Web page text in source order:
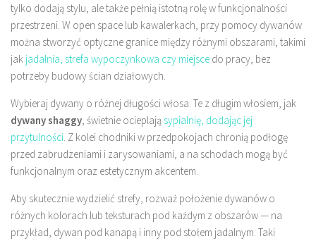
tylko dodają stylu, ale także pełnią istotną rolę w funkcjonalności
przestrzeni. W open space lub kawalerkach, przy pomocy dywanów
można stworzyć optyczne granice między różnymi obszarami, takimi
jak jadalnia, strefa wypoczynkowa czy miejsce do pracy, bez
potrzeby budowy ścian działowych.
Wybieraj dywany o różnej długości włosa. Te z długim włosiem, jak
dywany shaggy , świetnie ocieplają sypialnię, dodając jej
przytulności . Z kolei chodniki w przedpokojach chronią podłogę
przed zabrudzeniami i zarysowaniami, a na schodach mogą być
funkcjonalnym oraz estetycznym akcentem.
Aby skutecznie wydzielić strefy, rozważ położenie dywanów o
różnych kolorach lub teksturach pod każdym z obszarów — na
przykład, dywan pod kanapą i inny pod stołem jadalnym. Taki